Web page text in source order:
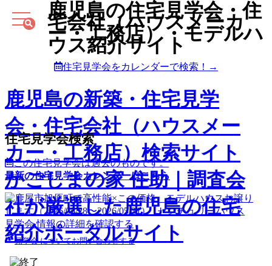
鹿児島の住宅見学会・住
宅会社（ハウスメーカ
ー・工務店）・モデルハ
ウス紹介サイト
住宅見学会をカレンダーで検索！→
鹿児島の新築・住宅見学
会・住宅会社（ハウスメー
カー・工務店）検索サイト
かごしまの家 住助｜調査会
社が厳選した鹿児島の住宅
紹介ポータルサイト
住宅見学会検索
この住宅見学会は過去のものです。
最新の住宅見学会カレンダーはこちら
見学会 情報の詳細を確認する
見学会 についてお問い合わせする